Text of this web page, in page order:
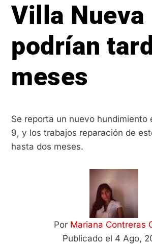
Villa Nueva
podrían
meses
Se reporta un nuevo hundimiento
9, y los trabajos reparación de
hasta dos meses.
Por Mariana Contreras
Publicado el 4 Ago,